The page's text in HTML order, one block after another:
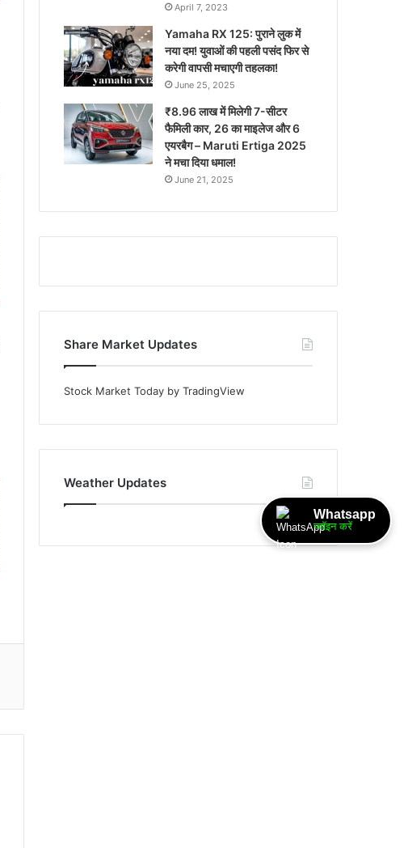
April 7, 2023
Yamaha RX 125: पुराने लुक में
नया दम! युवाओं की पहली पसंद फिर से
करेगी वापसी मचाएगी तहलका!
June 25, 2025
₹8.96 लाख में मिलेगी 7-सीटर
फैमिली कार, 26 का माइलेज और 6
एयरबैग – Maruti Ertiga 2025
ने मचा दिया धमाल!
June 21, 2025
Share Market Updates
Stock Market Today by TradingView
Weather Updates
Whatsapp
ज्वॉइन करें